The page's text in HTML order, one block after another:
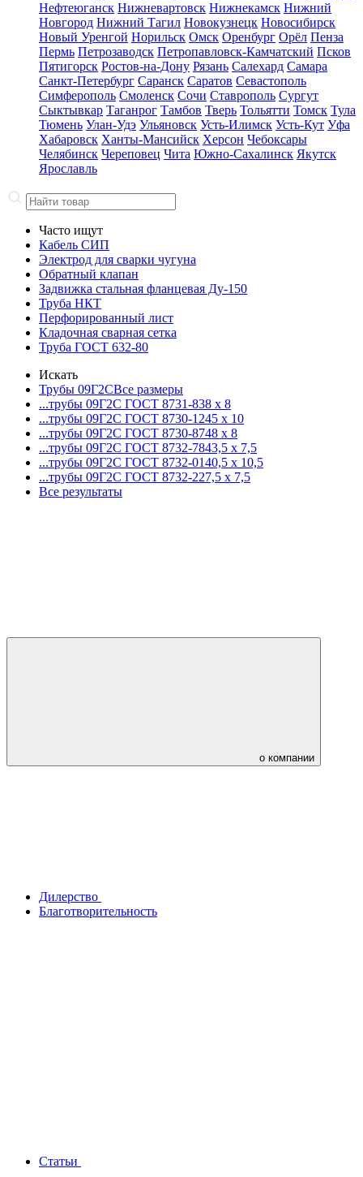
Нефтеюганск Нижневартовск Нижнекамск Нижний
Новгород Нижний Тагил Новокузнецк Новосибирск
Новый Уренгой Норильск Омск Оренбург Орёл Пенза
Пермь Петрозаводск Петропавловск-Камчатский Псков
Пятигорск Ростов-на-Дону Рязань Салехард Самара
Санкт-Петербург Саранск Саратов Севастополь
Симферополь Смоленск Сочи Ставрополь Сургут
Сыктывкар Таганрог Тамбов Тверь Тольятти Томск Тула
Тюмень Улан-Удэ Ульяновск Усть-Илимск Усть-Кут Уфа
Хабаровск Ханты-Мансийск Херсон Чебоксары
Челябинск Череповец Чита Южно-Сахалинск Якутск
Ярославль
Часто ищут
Кабель СИП
Электрод для сварки чугуна
Обратный клапан
Задвижка стальная фланцевая Ду-150
Труба НКТ
Перфорированный лист
Кладочная сварная сетка
Труба ГОСТ 632-80
Искать
Трубы 09Г2СВсе размеры
...трубы 09Г2С ГОСТ 8731-838 x 8
...трубы 09Г2С ГОСТ 8730-1245 x 10
...трубы 09Г2С ГОСТ 8730-8748 x 8
...трубы 09Г2С ГОСТ 8732-7843,5 x 7,5
...трубы 09Г2С ГОСТ 8732-0140,5 x 10,5
...трубы 09Г2С ГОСТ 8732-227,5 x 7,5
Все результаты
о компании
Дилерство
Благотворительность
Статьи